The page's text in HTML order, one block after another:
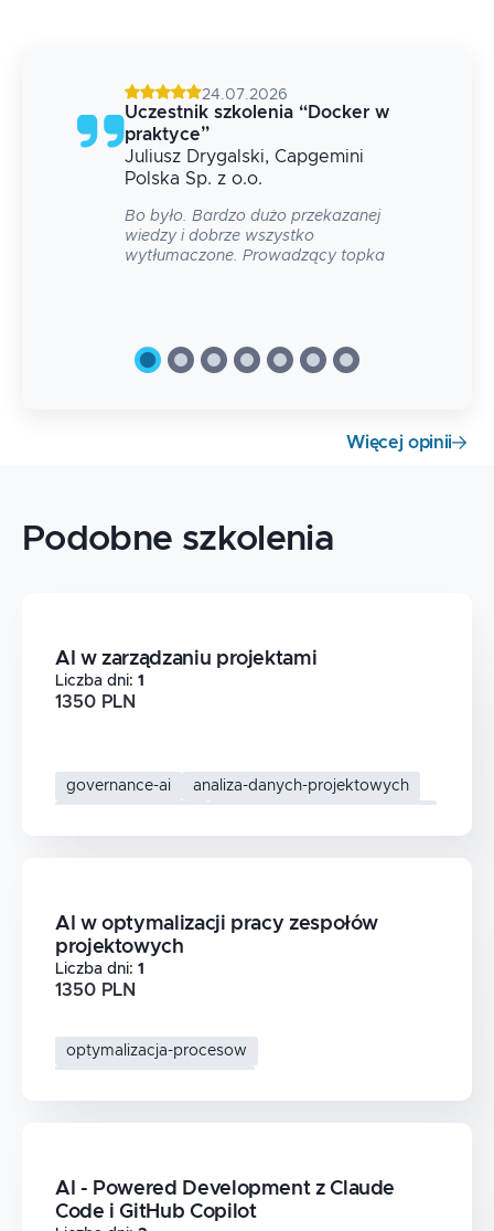
24.07.2026
Uczestnik szkolenia “Docker w
praktyce”
Juliusz Drygalski, Capgemini
Polska Sp. z o.o.
Bo było. Bardzo dużo przekazanej
wiedzy i dobrze wszystko
wytłumaczone. Prowadzący topka
Więcej opinii
Podobne szkolenia
AI w zarządzaniu projektami
Liczba dni: 1
1350 PLN
governance-ai
analiza-danych-projektowych
AI w optymalizacji pracy zespołów
projektowych
Liczba dni: 1
1350 PLN
optymalizacja-procesow
AI - Powered Development z Claude
Code i GitHub Copilot